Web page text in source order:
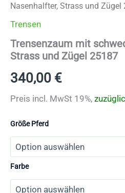
Nasenhalfter, Strass und Zügel
Trensen
Trensenzaum mit
Strass und Zügel 25187
340,00 €
Preis incl. MwSt 19%,
Größe Pferd
Farbe